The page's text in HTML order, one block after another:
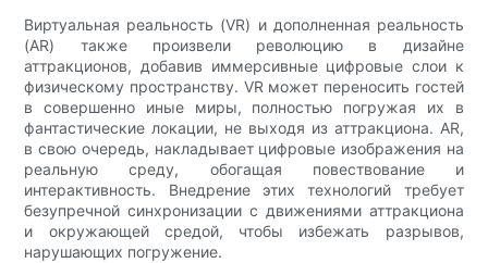
Виртуальная реальность (VR) и дополненная реальность
(AR) также произвели революцию в дизайне
аттракционов, добавив иммерсивные цифровые слои к
физическому пространству. VR может переносить гостей
в совершенно иные миры, полностью погружая их в
фантастические локации, не выходя из аттракциона. AR,
в свою очередь, накладывает цифровые изображения на
реальную среду, обогащая повествование и
интерактивность. Внедрение этих технологий требует
безупречной синхронизации с движениями аттракциона
и окружающей средой, чтобы избежать разрывов,
нарушающих погружение.